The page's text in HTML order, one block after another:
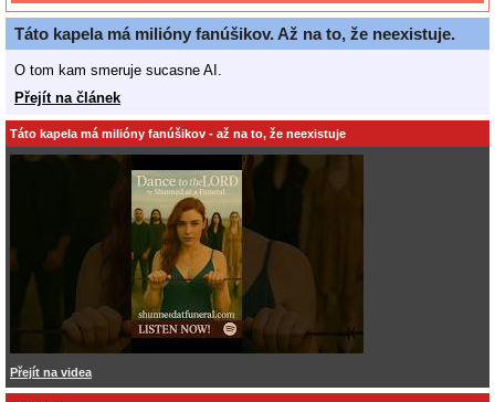
Táto kapela má milióny fanúšikov. Až na to, že neexistuje.
O tom kam smeruje sucasne AI.
Přejít na článek
Táto kapela má milióny fanúšikov - až na to, že neexistuje
Přejít na videa